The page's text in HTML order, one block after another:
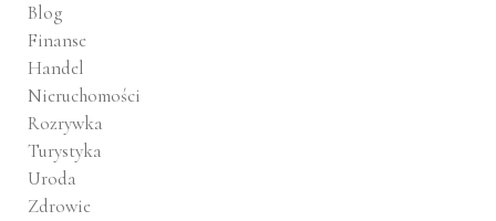
Blog
Finanse
Handel
Nieruchomości
Rozrywka
Turystyka
Uroda
Zdrowie